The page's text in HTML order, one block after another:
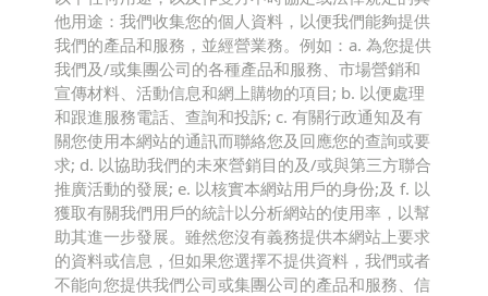
他用途：我們收集您的個人資料，以便我們能夠提供
我們的產品和服務，並經營業務。例如：a. 為您提供
我們及/或集團公司的各種產品和服務、市場營銷和
宣傳材料、活動信息和網上購物的項目; b. 以便處理
和跟進服務電話、查詢和投訴; c. 有關行政通知及有
關您使用本網站的通訊而聯絡您及回應您的查詢或要
求; d. 以協助我們的未來營銷目的及/或與第三方聯合
推廣活動的發展; e. 以核實本網站用戶的身份;及 f. 以
獲取有關我們用戶的統計以分析網站的使用率，以幫
助其進一步發展。雖然您沒有義務提供本網站上要求
的資料或信息，但如果您選擇不提供資料，我們或者
不能向您提供我們公司或集團公司的產品和服務、信